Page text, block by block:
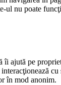
ul nu poate
îi ajută pe
cu
în mod anonim.